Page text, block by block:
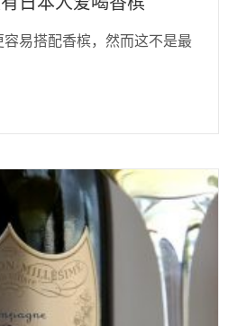
易搭配香槟，然而这不是最